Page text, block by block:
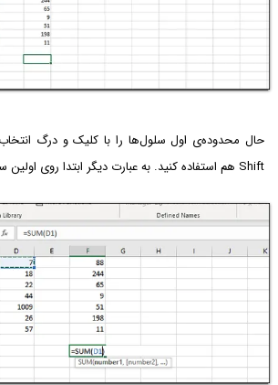
حال محدوده‌ی اول سلول‌ها را با کلیک و درگ انتخاب
Shift هم استفاده کنید. به عبارت دیگر ابتدا روی اولین سلول کلیک کنید.